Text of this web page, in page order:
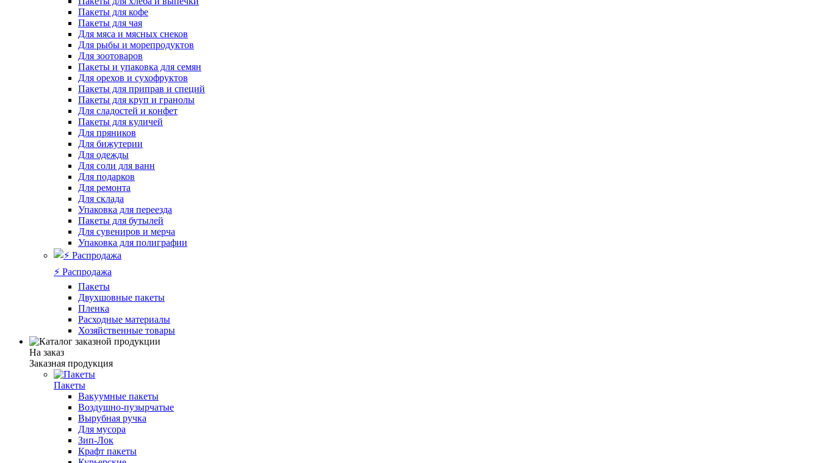
Пакеты для кофе
Пакеты для чая
Для мяса и мясных снеков
Для рыбы и морепродуктов
Для зоотоваров
Пакеты и упаковка для семян
Для орехов и сухофруктов
Пакеты для приправ и специй
Пакеты для круп и гранолы
Для сладостей и конфет
Пакеты для куличей
Для пряников
Для бижутерии
Для одежды
Для соли для ванн
Для подарков
Для ремонта
Для склада
Упаковка для переезда
Пакеты для бутылей
Для сувениров и мерча
Упаковка для полиграфии
⚡️ Распродажа
Пакеты
Двухшовные пакеты
Пленка
Расходные материалы
Хозяйственные товары
На заказ
Заказная продукция
Пакеты
Вакуумные пакеты
Воздушно-пузырчатые
Вырубная ручка
Для мусора
Зип-Лок
Крафт пакеты